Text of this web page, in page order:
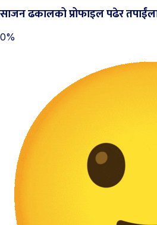
साजन ढकालको प्रोफाइल पढेर
0%